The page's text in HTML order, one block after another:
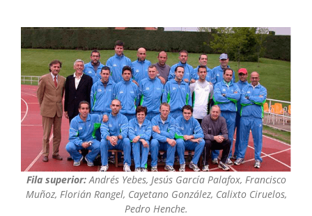
Fila superior:Andrés Yebes, Jesús García Palafox, Francisco
Muñoz, Florián Rangel, Cayetano González, Calixto Ciruelos,
Pedro Henche.